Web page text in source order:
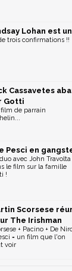
Lohan est
trois confirmations !!
Cassavetes
Gotti
de parrain
Pesci en
avec John Travolta
le film sur la famille
!
Scorsese
The Irishman
+ Pacino + De
= un film que l'on
voir